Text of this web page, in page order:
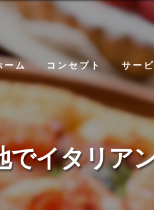
ーム コンセプト サー
でイタリア